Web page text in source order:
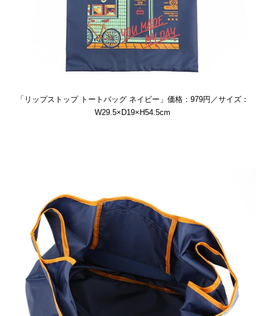
「リップストップ トートバッグ ネイビー」価格：979円／サイズ：
W29.5×D19×H54.5cm